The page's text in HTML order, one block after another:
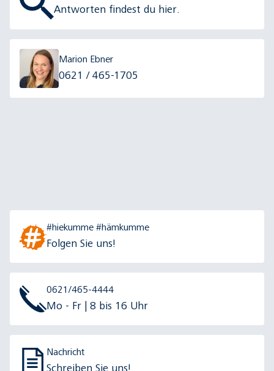
Antworten findest du hier.
Marion Ebner
0621 / 465-1705
#hiekumme #hämkumme
Folgen Sie uns!
0621/465-4444
Mo - Fr | 8 bis 16 Uhr
Nachricht
Schreiben Sie uns!